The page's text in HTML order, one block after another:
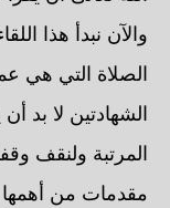
والآن نبدأ هذا
الصلاة التي هي
الشهادتين لا بد
المرتبة ولنقف
مقدمات من أهمها